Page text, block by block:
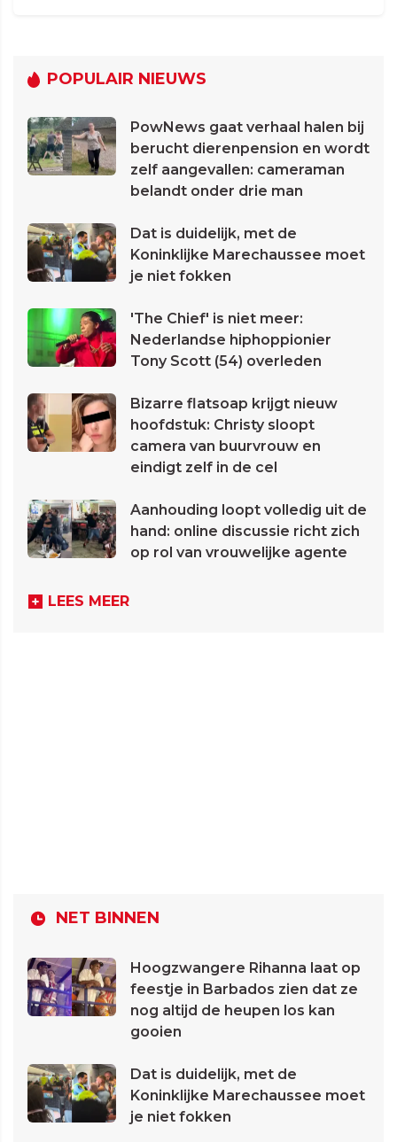
POPULAIR NIEUWS
PowNews gaat verhaal halen bij
berucht dierenpension en wordt
zelf aangevallen: cameraman
belandt onder drie man
Dat is duidelijk, met de
Koninklijke Marechaussee moet
je niet fokken
'The Chief' is niet meer:
Nederlandse hiphoppionier
Tony Scott (54) overleden
Bizarre flatsoap krijgt nieuw
hoofdstuk: Christy sloopt
camera van buurvrouw en
eindigt zelf in de cel
Aanhouding loopt volledig uit de
hand: online discussie richt zich
op rol van vrouwelijke agente
LEES MEER
NET BINNEN
Hoogzwangere Rihanna laat op
feestje in Barbados zien dat ze
nog altijd de heupen los kan
gooien
Dat is duidelijk, met de
Koninklijke Marechaussee moet
je niet fokken